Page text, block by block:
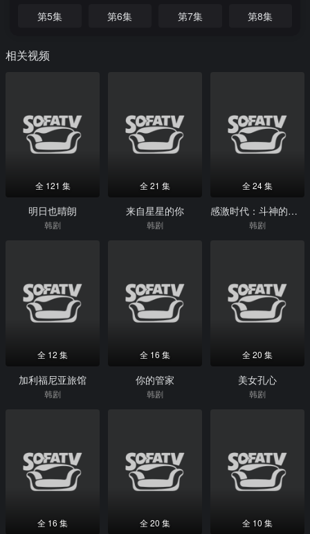
第5集 第6集 第7集 第8集
相关视频
全 121 集
明日也晴朗
韩剧
全 21 集
来自星星的你
韩剧
全 24 集
感激时代：斗神的诞生
韩剧
全 12 集
加利福尼亚旅馆
韩剧
全 16 集
你的管家
韩剧
全 20 集
美女孔心
韩剧
全 16 集 全 20 集 全 10 集